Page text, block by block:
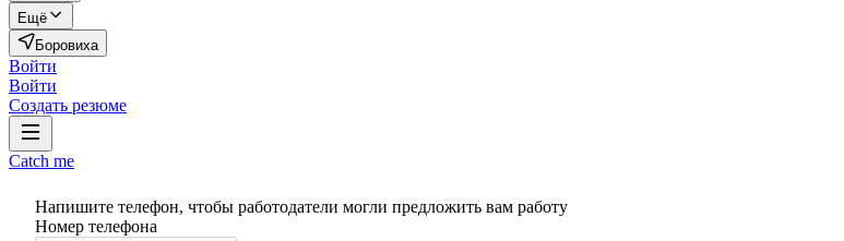
Ещё
Боровиха
Войти
Войти
Создать резюме
Catch me
Напишите телефон, чтобы работодатели могли предложить вам работу
Номер телефона